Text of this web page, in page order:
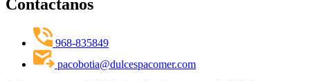
Contactanos
968-835849
pacobotia@dulcespacomer.com